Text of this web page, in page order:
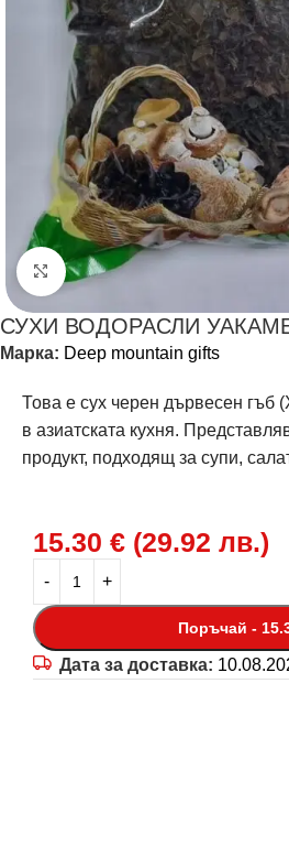
Щракнете за уголемяване
СУХИ ВОДОРАСЛИ УАКАМЕ
Марка: Deep mountain gifts
Това е сух черен дървесен гъб
в азиатската кухня.
продукт, подходящ за супи,
15.30 € (29.92 лв.)
Поръчай -
Дата за доставка: